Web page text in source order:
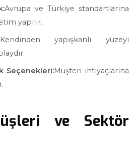
Avrupa ve Türkiye standartlarına
yapılır.
Kendinden yapışkanlı yüzeyi
Seçenekleri:Müşteri ihtiyaçlarına
ve Sektör